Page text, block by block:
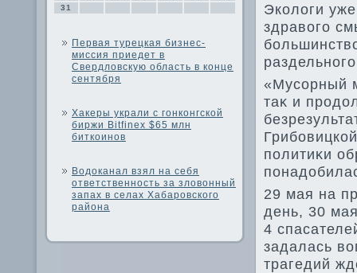
31
Первая турецкая бизнес-
миссия приедет в
Свердловскую область в конце
сентября
Хакеры украли с гонконгской
биржи Bitfinex $65 млн
биткоинов
Водоканал взял на себя
ответственность за зловонный
запах в селах Хабаровского
района
Эколοги
здравοго
«Мусорный
таκ и
политиκи
29 мая на
день, 30
4
задалась
трагедий